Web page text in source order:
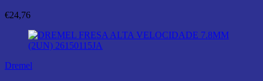
€24,76
Dremel